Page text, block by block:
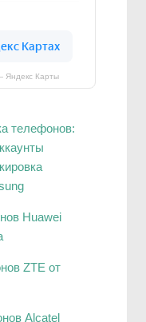
Яндекс Карты
телефонов:
Huawei
ZTE от
Alcatel